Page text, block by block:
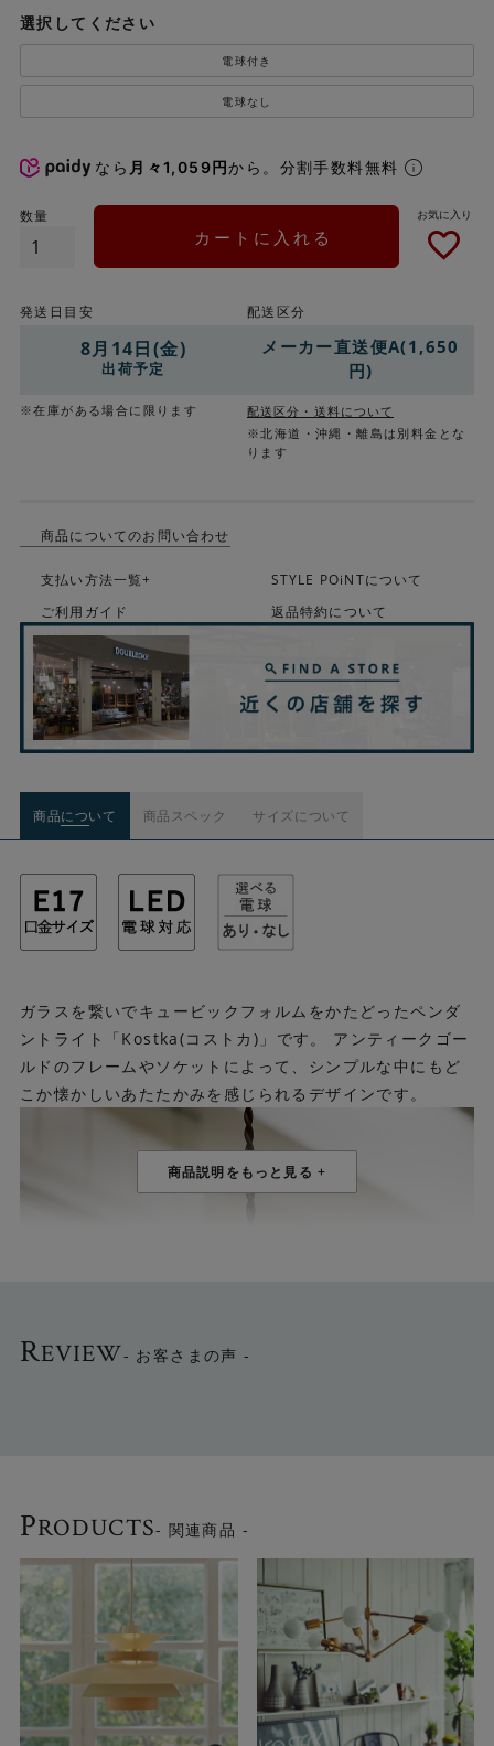
選択してください
電球付き
電球なし
なら 月々1,059円から。分割手数料無料
カートに入れる
発送日目安
8月14日(金)
出荷予定
※在庫がある場合に限ります
配送区分
メーカー直送便A(1,650
円)
配送区分・送料について
※北海道・沖縄・離島は別料金とな
ります
商品についてのお問い合わせ
支払い方法一覧+
STYLE POiNTについて
ご利用ガイド
返品特約について
商品について 商品スペック サイズについて
ガラスを繋いでキュービックフォルムをかたどったペンダ
ントライト「Kostka(コストカ)」です。 アンティークゴー
ルドのフレームやソケットによって、シンプルな中にもど
こか懐かしいあたたかみを感じられるデザインです。
ガラスシェードのデザインは2種類からお選びいただけま
す。
▼ゆらぐような光の表情が楽しめる [フロスト]
REVIEW- お客さまの声 -
PRODUCTS- 関連商品 -